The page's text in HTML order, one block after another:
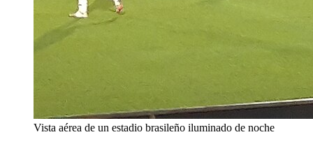
Vista aérea de un estadio brasileño iluminado de noche